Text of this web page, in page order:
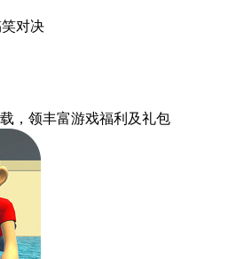
对决
，领丰富游戏福利 及礼包